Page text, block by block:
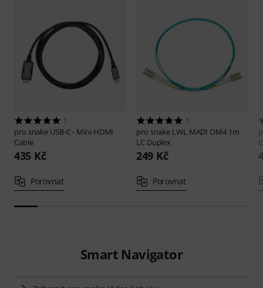
1
pro snake USB-C - Mini HDMI
Cable
435 Kč
Porovnat
1
pro snake LWL MADI OM4 1m
LC Duplex
249 Kč
Porovnat
Smart Navigator